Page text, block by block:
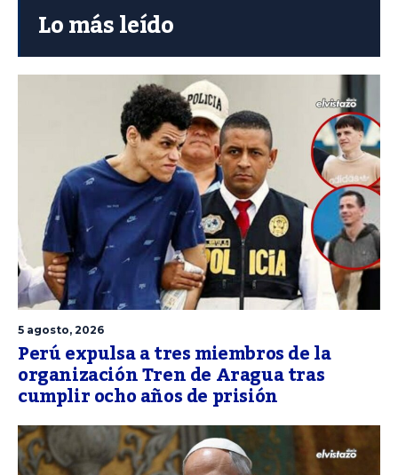
Lo más leído
5 agosto, 2026
Perú expulsa a tres miembros de la
organización Tren de Aragua tras
cumplir ocho años de prisión